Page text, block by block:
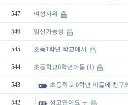
547 여성자위
546 임신가능성
545 초등1학년 학교에서
544 초등학교6학년아들 (1)
543 초등학교 6학년 아들에 친구
542 성고민이요 ㅜ